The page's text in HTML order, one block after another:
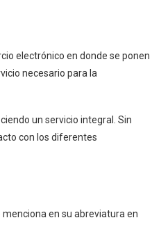
electrónico en donde se ponen
necesario para la
un servicio integral. Sin
con los diferentes
en su abreviatura en